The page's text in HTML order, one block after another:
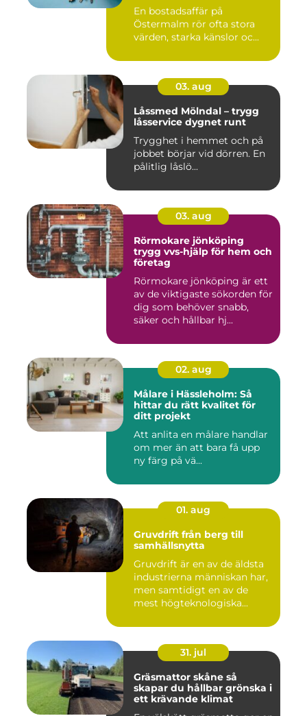
En bostadsaffär på
Östermalm rör ofta stora
värden, starka känslor oc...
03. aug
Låssmed Mölndal – trygg
låsservice dygnet runt
Trygghet i hemmet och på
jobbet börjar vid dörren. En
pålitlig låslö...
03. aug
Rörmokare jönköping
trygg vvs-hjälp för hem och
företag
Rörmokare jönköping är ett
av de viktigaste sökorden för
dig som behöver snabb,
säker och hållbar hj...
02. aug
Målare i Hässleholm: Så
hittar du rätt kvalitet för
ditt projekt
Att anlita en målare handlar
om mer än att bara få upp
ny färg på vä...
01. aug
Gruvdrift från berg till
samhällsnytta
Gruvdrift är en av de äldsta
industrierna människan har,
men samtidigt en av de
mest högteknologiska...
31. jul
Gräsmattor skåne så
skapar du hållbar grönska i
ett krävande klimat